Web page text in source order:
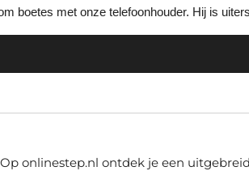
boetes met onze telefoonhouder. Hij is
Op onlinestep.nl ontdek je een